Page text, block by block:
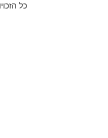
כל הזכויות